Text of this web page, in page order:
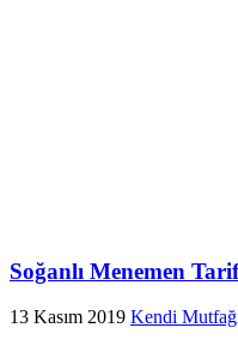
Soğanlı Menemen
13 Kasım 2019 Kendi